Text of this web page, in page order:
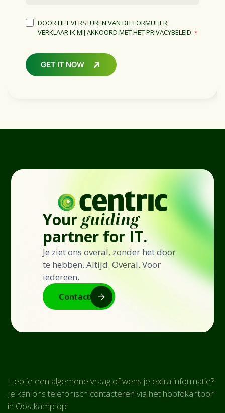
DOOR HET VERSTUREN VAN DIT FORMULIER,
VERKLAAR IK MIJ AKKOORD MET HET PRIVACYBELEID. *
GET IT NOW
Your guiding
partner for IT.
Je ziet ons overal, zonder het door
te hebben. Altijd. Overal. Voor
iedereen.
Contact
Heb je een algemene vraag of wens je extra informatie?
Je kan ons telefonisch contacteren via het hoofdkantoor
in Oostkamp op